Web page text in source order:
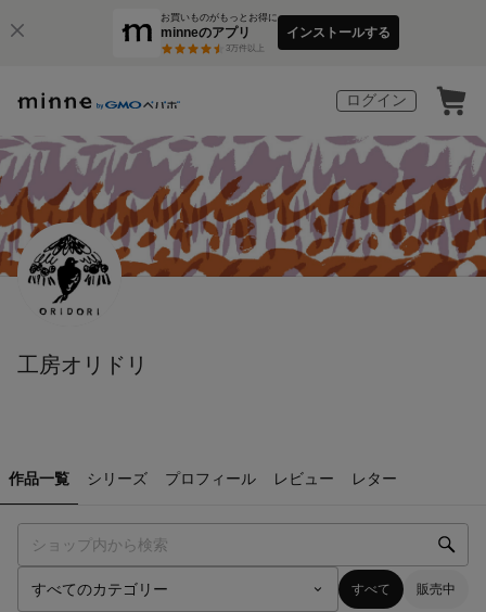
お買いものがもっとお得に
minneのアプリ
3万件以上
インストールする
ログイン
工房オリドリ
作品一覧 シリーズ プロフィール レビュー レター
すべて 販売中